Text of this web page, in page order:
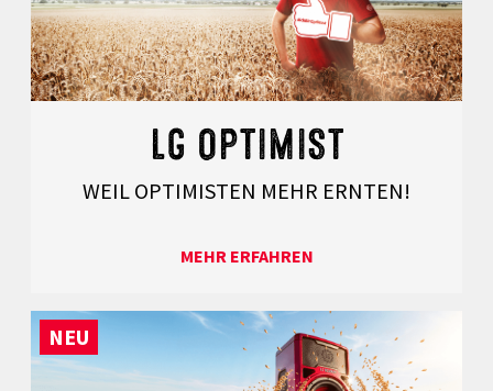
LG OPTIMIST
WEIL OPTIMISTEN MEHR ERNTEN!
MEHR ERFAHREN
NEU